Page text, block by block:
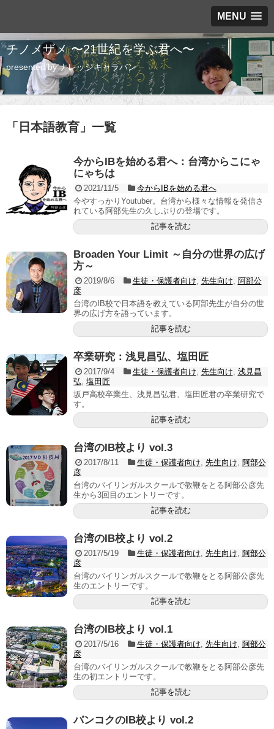
MENU
チノメザメ 〜21世紀を学ぶ君へ〜
presented by ナレッジキャラバン
「 日本語教育 」 一覧
今からIBを始める君へ：台湾からこにゃ
にゃちは
2021/11/5
今からIBを始める君へ
今やすっかりYoutuber。台湾から様々な情報を発信さ
れている阿部先生の久しぶりの登場です。
記事を読む
Broaden Your Limit ～自分の世界の広げ
方～
2019/8/6 生徒・保護者向け 先生向け
阿部公
彦
台湾のIB校で日本語を教えている阿部先生が自分の世
界の広げ方を語っています。
記事を読む
卒業研究：浅見昌弘、塩田匠
2017/9/4 生徒・保護者向け 先生向け 浅見昌
弘 塩田匠
坂戸高校卒業生、浅見昌弘君、塩田匠君の卒業研究で
す。
記事を読む
台湾のIB校より vol.3
2017/8/11 生徒・保護者向け 先生向け
阿部公
彦
台湾のバイリンガルスクールで教鞭をとる阿部公彦先
生から3回目のエントリーです。
記事を読む
台湾のIB校より vol.2
2017/5/19 生徒・保護者向け 先生向け
阿部公
彦
台湾のバイリンガルスクールで教鞭をとる阿部公彦先
生のエントリーです。
記事を読む
台湾のIB校より vol.1
2017/5/16 生徒・保護者向け 先生向け
阿部公
彦
台湾のバイリンガルスクールで教鞭をとる阿部公彦先
生の初エントリーです。
記事を読む
バンコクのIB校より vol.2